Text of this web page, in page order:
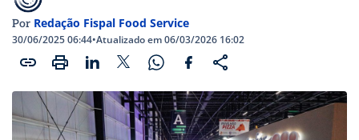
Por Redação Fispal Food Service
30/06/2025 06:44•Atualizado em 06/03/2026 16:02